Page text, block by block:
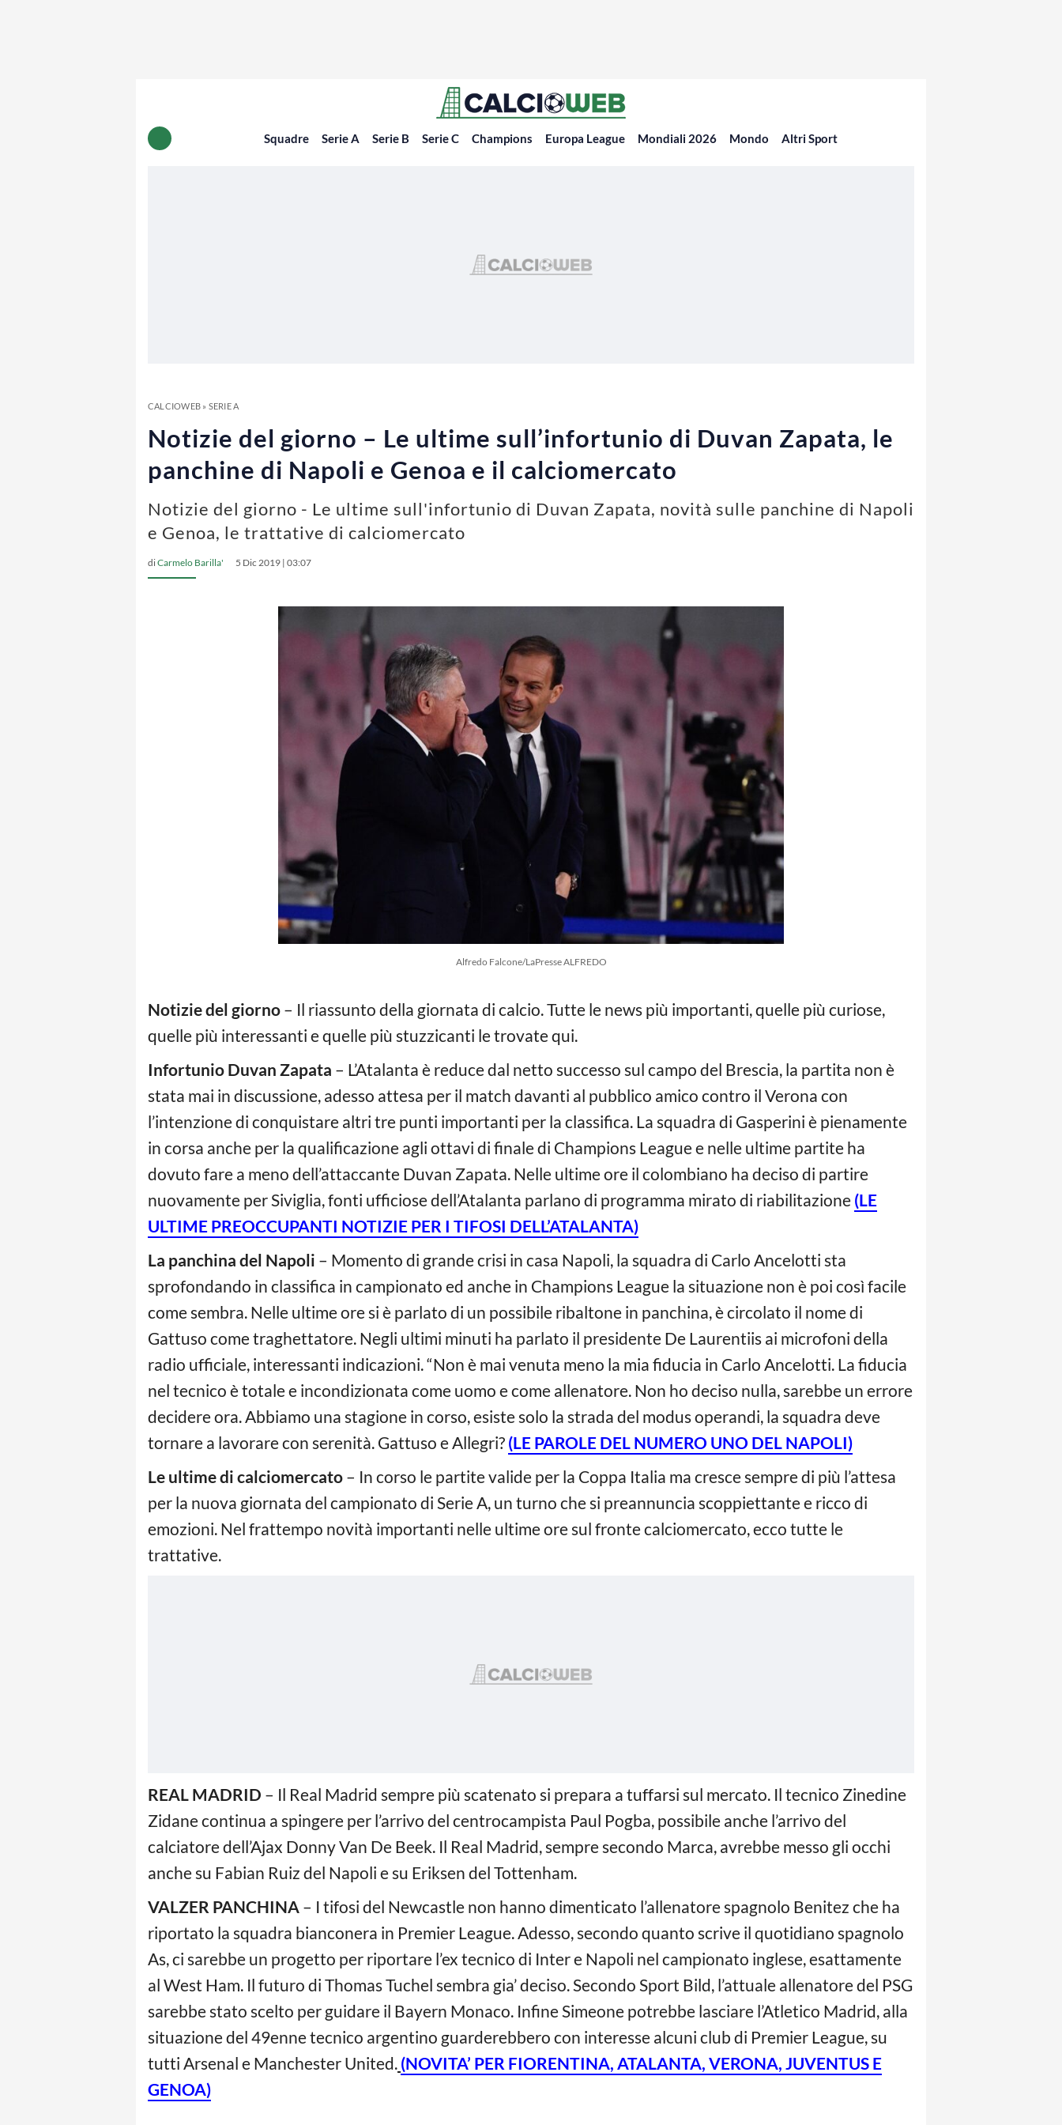
Squadre Serie A Serie B Serie C Champions Europa League Mondiali 2026 Mondo Altri Sport
CALCIOWEB» SERIE A
Notizie del giorno – Le ultime sull’infortunio di Duvan Zapata, le
panchine di Napoli e Genoa e il calciomercato
Notizie del giorno - Le ultime sull'infortunio di Duvan Zapata, novità sulle panchine di Napoli
e Genoa, le trattative di calciomercato
diCarmelo Barilla' 5 Dic 2019 | 03:07
Alfredo Falcone/LaPresse ALFREDO
Notizie del giorno – Il riassunto della giornata di calcio. Tutte le news più importanti, quelle più curiose,
quelle più interessanti e quelle più stuzzicanti le trovate qui.
Infortunio Duvan Zapata – L’Atalanta è reduce dal netto successo sul campo del Brescia, la partita non è
stata mai in discussione, adesso attesa per il match davanti al pubblico amico contro il Verona con
l’intenzione di conquistare altri tre punti importanti per la classifica. La squadra di Gasperini è pienamente
in corsa anche per la qualificazione agli ottavi di finale di Champions League e nelle ultime partite ha
dovuto fare a meno dell’attaccante Duvan Zapata. Nelle ultime ore il colombiano ha deciso di partire
nuovamente per Siviglia, fonti ufficiose dell’Atalanta parlano di programma mirato di riabilitazione (LE
ULTIME PREOCCUPANTI NOTIZIE PER I TIFOSI DELL’ATALANTA)
La panchina del Napoli – Momento di grande crisi in casa Napoli, la squadra di Carlo Ancelotti sta
sprofondando in classifica in campionato ed anche in Champions League la situazione non è poi così facile
come sembra. Nelle ultime ore si è parlato di un possibile ribaltone in panchina, è circolato il nome di
Gattuso come traghettatore. Negli ultimi minuti ha parlato il presidente De Laurentiis ai microfoni della
radio ufficiale, interessanti indicazioni. “Non è mai venuta meno la mia fiducia in Carlo Ancelotti. La fiducia
nel tecnico è totale e incondizionata come uomo e come allenatore. Non ho deciso nulla, sarebbe un errore
decidere ora. Abbiamo una stagione in corso, esiste solo la strada del modus operandi, la squadra deve
tornare a lavorare con serenità. Gattuso e Allegri? (LE PAROLE DEL NUMERO UNO DEL NAPOLI)
Le ultime di calciomercato – In corso le partite valide per la Coppa Italia ma cresce sempre di più l’attesa
per la nuova giornata del campionato di Serie A, un turno che si preannuncia scoppiettante e ricco di
emozioni. Nel frattempo novità importanti nelle ultime ore sul fronte calciomercato, ecco tutte le
trattative.
REAL MADRID – Il Real Madrid sempre più scatenato si prepara a tuffarsi sul mercato. Il tecnico Zinedine
Zidane continua a spingere per l’arrivo del centrocampista Paul Pogba, possibile anche l’arrivo del
calciatore dell’Ajax Donny Van De Beek. Il Real Madrid, sempre secondo Marca, avrebbe messo gli occhi
anche su Fabian Ruiz del Napoli e su Eriksen del Tottenham.
VALZER PANCHINA – I tifosi del Newcastle non hanno dimenticato l’allenatore spagnolo Benitez che ha
riportato la squadra bianconera in Premier League. Adesso, secondo quanto scrive il quotidiano spagnolo
As, ci sarebbe un progetto per riportare l’ex tecnico di Inter e Napoli nel campionato inglese, esattamente
al West Ham. Il futuro di Thomas Tuchel sembra gia’ deciso. Secondo Sport Bild, l’attuale allenatore del PSG
sarebbe stato scelto per guidare il Bayern Monaco. Infine Simeone potrebbe lasciare l’Atletico Madrid, alla
situazione del 49enne tecnico argentino guarderebbero con interesse alcuni club di Premier League, su
tutti Arsenal e Manchester United. (NOVITA’ PER FIORENTINA, ATALANTA, VERONA, JUVENTUS E
GENOA)